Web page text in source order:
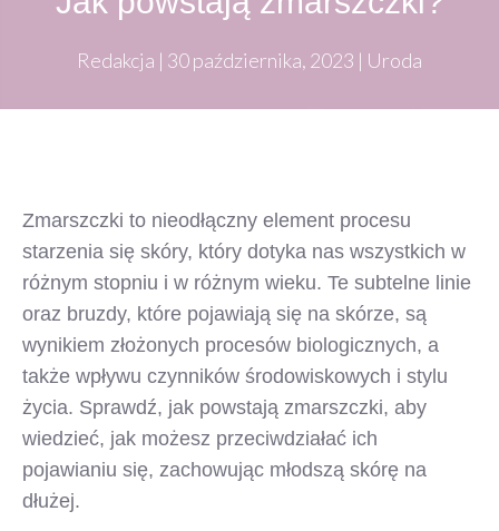
Redakcja | 30 października, 2023 | Uroda
Zmarszczki to nieodłączny element procesu
starzenia się skóry, który dotyka nas wszystkich w
różnym stopniu i w różnym wieku. Te subtelne linie
oraz bruzdy, które pojawiają się na skórze, są
wynikiem złożonych procesów biologicznych, a
także wpływu czynników środowiskowych i stylu
życia. Sprawdź, jak powstają zmarszczki, aby
wiedzieć, jak możesz przeciwdziałać ich
pojawianiu się, zachowując młodszą skórę na
dłużej.